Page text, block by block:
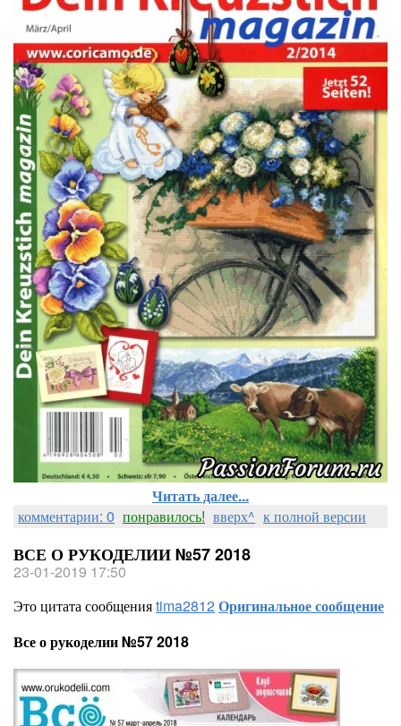
Читать далее...
комментарии: 0 понравилось! вверх^ к полной версии
ВСЕ О РУКОДЕЛИИ №57 2018
23-01-2019 17:50
Это цитата сообщенияtima2812Оригинальное сообщение
Все о рукоделии №57 2018